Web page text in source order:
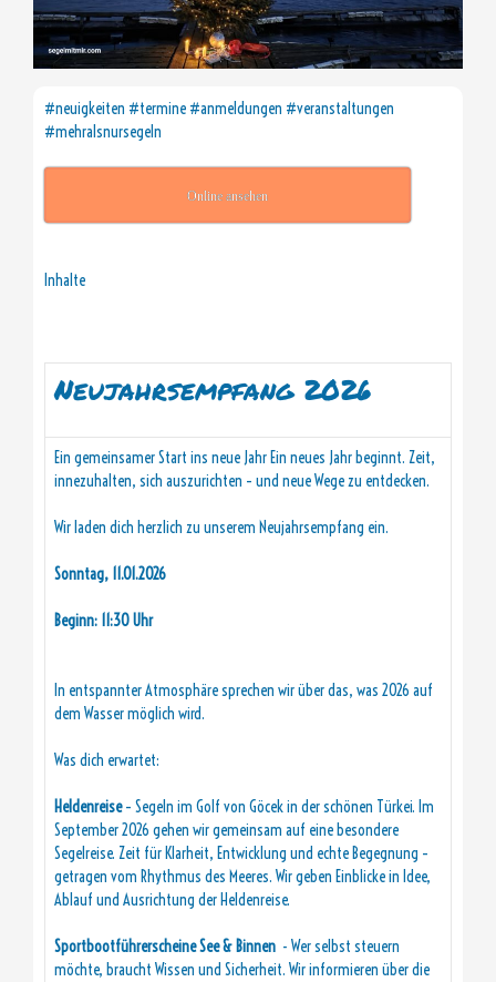
#neuigkeiten #termine #anmeldungen #veranstaltungen
#mehralsnursegeln
Online ansehen
Inhalte
Neujahrsempfang 2026
Ein gemeinsamer Start ins neue Jahr Ein neues Jahr beginnt. Zeit,
innezuhalten, sich auszurichten – und neue Wege zu entdecken.
Wir laden dich herzlich zu unserem Neujahrsempfang ein.
Sonntag, 11.01.2026
Beginn: 11:30 Uhr
In entspannter Atmosphäre sprechen wir über das, was 2026 auf
dem Wasser möglich wird.
Was dich erwartet:
Heldenreise– Segeln im Golf von Göcek in der schönen Türkei. Im
September 2026 gehen wir gemeinsam auf eine besondere
Segelreise. Zeit für Klarheit, Entwicklung und echte Begegnung –
getragen vom Rhythmus des Meeres. Wir geben Einblicke in Idee,
Ablauf und Ausrichtung der Heldenreise.
Sportbootführerscheine See & Binnen - Wer selbst steuern
möchte, braucht Wissen und Sicherheit. Wir informieren über die